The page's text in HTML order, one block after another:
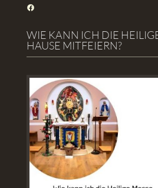
Facebook
WIE KANN ICH DIE
HAUSE MITFEIERN?